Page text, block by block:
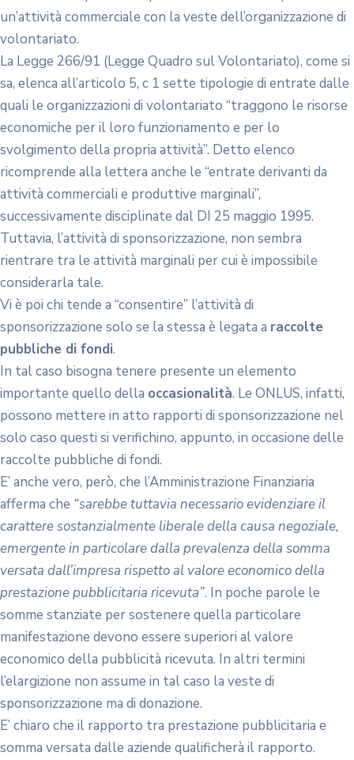
un’attività commerciale con la veste dell’organizzazione di
volontariato.
La Legge 266/91 (Legge Quadro sul Volontariato), come si
sa, elenca all’articolo 5, c 1 sette tipologie di entrate dalle
quali le organizzazioni di volontariato “traggono le risorse
economiche per il loro funzionamento e per lo
svolgimento della propria attività”. Detto elenco
ricomprende alla lettera anche le “entrate derivanti da
attività commerciali e produttive marginali”,
successivamente disciplinate dal DI 25 maggio 1995.
Tuttavia, l’attività di sponsorizzazione, non sembra
rientrare tra le attività marginali per cui è impossibile
considerarla tale.
Vi è poi chi tende a “consentire” l’attività di
sponsorizzazione solo se la stessa è legata a raccolte
pubbliche di fondi.
In tal caso bisogna tenere presente un elemento
importante quello della occasionalità. Le ONLUS, infatti,
possono mettere in atto rapporti di sponsorizzazione nel
solo caso questi si verifichino, appunto, in occasione delle
raccolte pubbliche di fondi.
E’ anche vero, però, che l’Amministrazione Finanziaria
afferma che “sarebbe tuttavia necessario evidenziare il
carattere sostanzialmente liberale della causa negoziale,
emergente in particolare dalla prevalenza della somma
versata dall’impresa rispetto al valore economico della
prestazione pubblicitaria ricevuta”. In poche parole le
somme stanziate per sostenere quella particolare
manifestazione devono essere superiori al valore
economico della pubblicità ricevuta. In altri termini
l’elargizione non assume in tal caso la veste di
sponsorizzazione ma di donazione.
E’ chiaro che il rapporto tra prestazione pubblicitaria e
somma versata dalle aziende qualificherà il rapporto.